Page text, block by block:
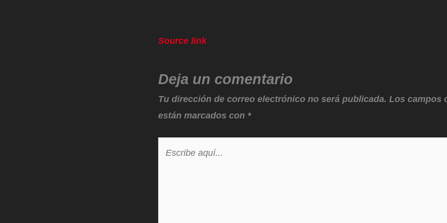
Source link
Deja un comentario
Tu dirección de correo electrónico no será publicada. Los campos
están marcados con *